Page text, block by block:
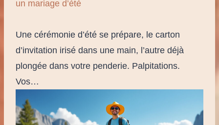
un mariage d’été
Une cérémonie d’été se prépare, le carton
d’invitation irisé dans une main, l’autre déjà
plongée dans votre penderie. Palpitations.
Vos…